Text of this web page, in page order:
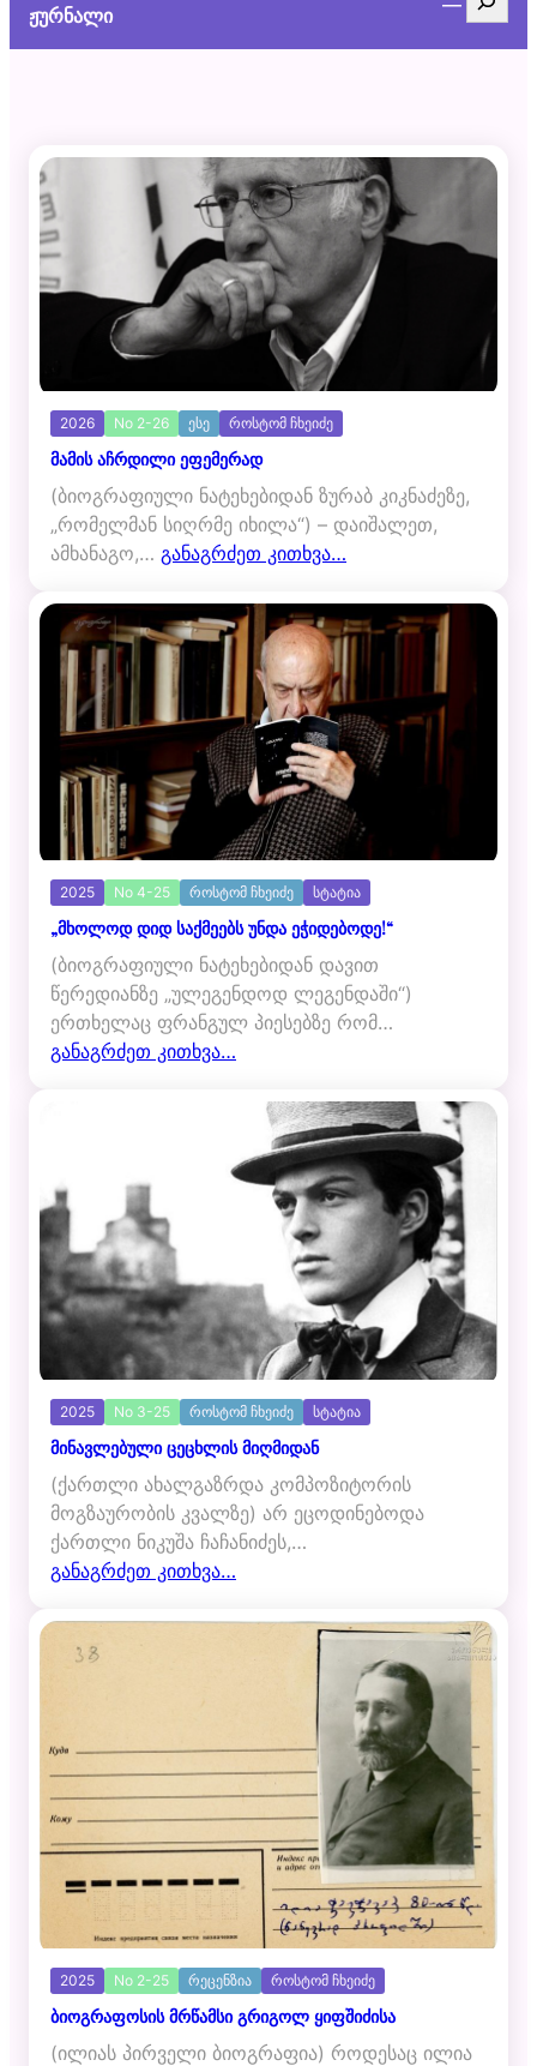
ჟურნალი
2026 No 2-26 ესე როსტომ ჩხეიძე
მამის აჩრდილი ეფემერად
(ბიოგრაფიული ნატეხებიდან ზურაბ კიკნაძეზე,
„რომელმან სიღრმე იხილა“) – დაიშალეთ,
ამხანაგო,… განაგრძეთ კითხვა…
2025 No 4-25 როსტომ ჩხეიძე სტატია
„მხოლოდ დიდ საქმეებს უნდა ეჭიდებოდე!“
(ბიოგრაფიული ნატეხებიდან დავით
წერედიანზე „ულეგენდოდ ლეგენდაში“)
ერთხელაც ფრანგულ პიესებზე რომ…
განაგრძეთ კითხვა…
2025 No 3-25 როსტომ ჩხეიძე სტატია
მინავლებული ცეცხლის მიღმიდან
(ქართლი ახალგაზრდა კომპოზიტორის
მოგზაურობის კვალზე) არ ეცოდინებოდა
ქართლი ნიკუშა ჩაჩანიძეს,…
განაგრძეთ კითხვა…
2025 No 2-25 რეცენზია როსტომ ჩხეიძე
ბიოგრაფოსის მრწამსი გრიგოლ ყიფშიძისა
(ილიას პირველი ბიოგრაფია) როდესაც ილია